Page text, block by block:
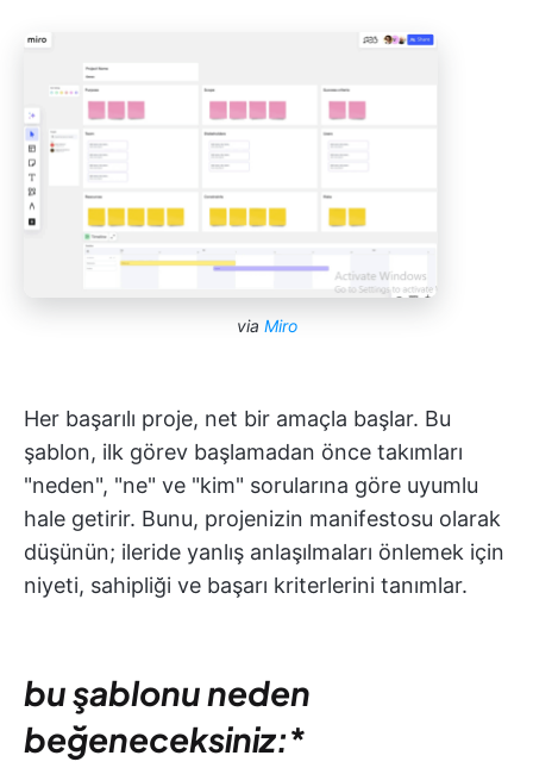
via Miro
Her başarılı proje, net bir amaçla başlar. Bu
şablon, ilk görev başlamadan önce takımları
"neden", "ne" ve "kim" sorularına göre uyumlu
hale getirir. Bunu, projenizin manifestosu olarak
düşünün; ileride yanlış anlaşılmaları önlemek için
niyeti, sahipliği ve başarı kriterlerini tanımlar.
bu şablonu neden
beğeneceksiniz:*